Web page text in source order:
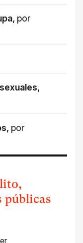
, por
,
, por
públicas